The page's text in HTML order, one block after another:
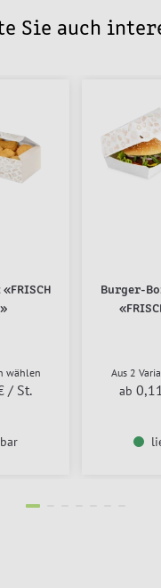
Sie auch
wählen
/ St.
Burger-
Aus 2
ab